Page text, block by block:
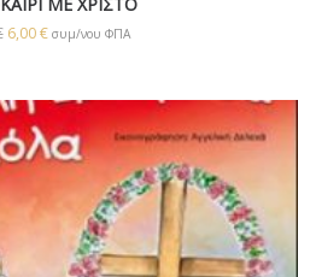
6,00€ συμ/νου ΦΠΑ